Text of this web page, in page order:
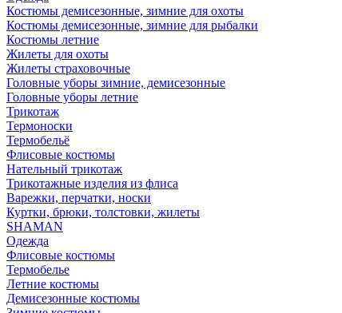
Костюмы демисезонные, зимние для охоты
Костюмы демисезонные, зимние для рыбалки
Костюмы летние
Жилеты для охоты
Жилеты страховочные
Головные уборы зимние, демисезонные
Головные уборы летние
Трикотаж
Термоноски
Термобельё
Флисовые костюмы
Нательный трикотаж
Трикотажные изделия из флиса
Варежки, перчатки, носки
Куртки, брюки, толстовки, жилеты
SHAMAN
Одежда
Флисовые костюмы
Термобелье
Летние костюмы
Демисезонные костюмы